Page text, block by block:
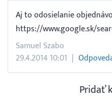
Aj to odosielanie
https://www.google.sk/
Samuel Szabo
29.4.2014 10:01
Pridať